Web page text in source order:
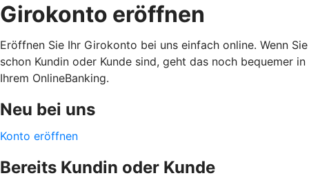
Girokonto eröffnen
Eröffnen Sie Ihr Girokonto bei uns einfach online. Wenn Sie
schon Kundin oder Kunde sind, geht das noch bequemer in
Ihrem OnlineBanking.
Neu bei uns
Konto eröffnen
Bereits Kundin oder Kunde